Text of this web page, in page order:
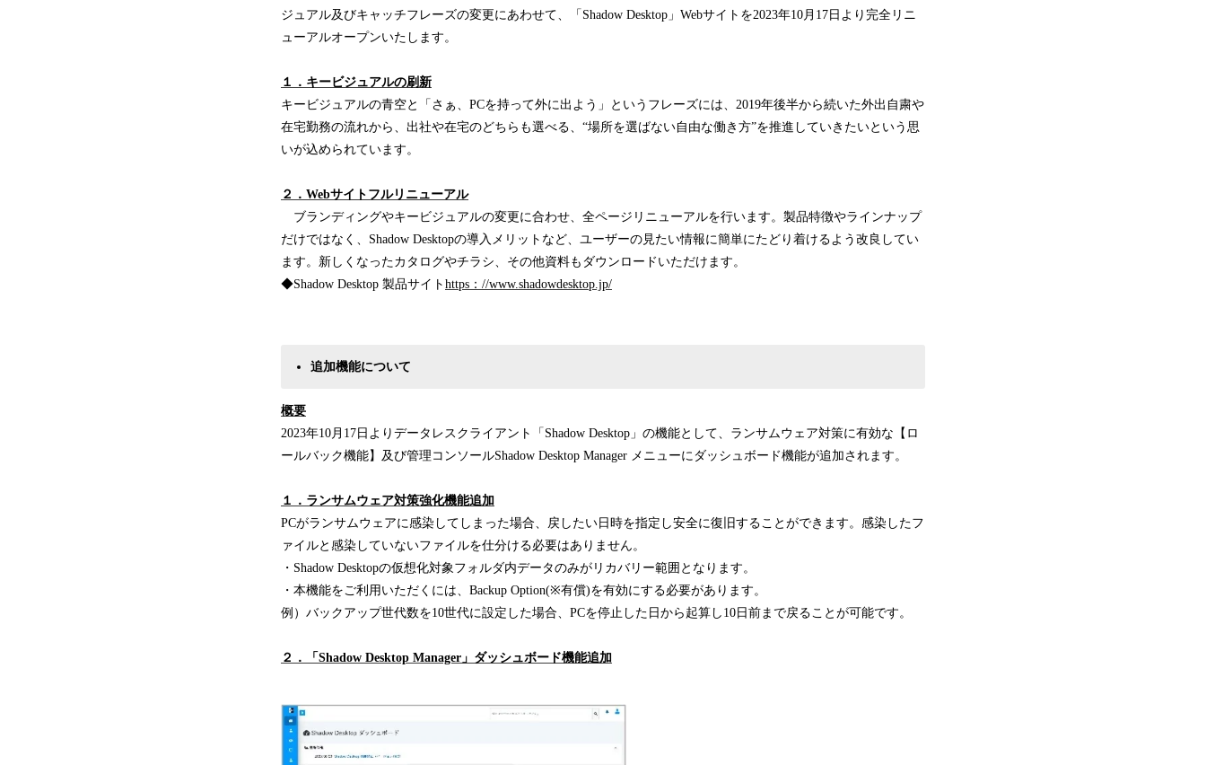
ジュアル及びキャッチフレーズの変更にあわせて、「Shadow Desktop」Webサイトを2023年10月17日より完全リニ
ューアルオープンいたします。
１．キービジュアルの刷新
キービジュアルの青空と「さぁ、PCを持って外に出よう」というフレーズには、2019年後半から続いた外出自粛や
在宅勤務の流れから、出社や在宅のどちらも選べる、“場所を選ばない自由な働き方”を推進していきたいという思
いが込められています。
２．Webサイトフルリニューアル
ブランディングやキービジュアルの変更に合わせ、全ページリニューアルを行います。製品特徴やラインナップ
だけではなく、Shadow Desktopの導入メリットなど、ユーザーの見たい情報に簡単にたどり着けるよう改良してい
ます。新しくなったカタログやチラシ、その他資料もダウンロードいただけます。
◆Shadow Desktop 製品サイト https：//www.shadowdesktop.jp/
追加機能について
概要
2023年10月17日よりデータレスクライアント「Shadow Desktop」の機能として、ランサムウェア対策に有効な【ロ
ールバック機能】及び管理コンソールShadow Desktop Manager メニューにダッシュボード機能が追加されます。
１．ランサムウェア対策強化機能追加
PCがランサムウェアに感染してしまった場合、戻したい日時を指定し安全に復旧することができます。感染したフ
ァイルと感染していないファイルを仕分ける必要はありません。
・Shadow Desktopの仮想化対象フォルダ内データのみがリカバリー範囲となります。
・本機能をご利用いただくには、Backup Option(※有償)を有効にする必要があります。
例）バックアップ世代数を10世代に設定した場合、PCを停止した日から起算し10日前まで戻ることが可能です。
２．「Shadow Desktop Manager」ダッシュボード機能追加